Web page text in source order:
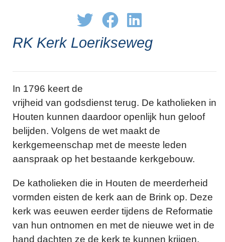
RK Kerk Loerikseweg
In 1796 keert de
vrijheid van godsdienst terug. De katholieken in
Houten kunnen daardoor openlijk hun geloof
belijden. Volgens de wet maakt de
kerkgemeenschap met de meeste leden
aanspraak op het bestaande kerkgebouw.
De katholieken die in Houten de meerderheid
vormden eisten de kerk aan de Brink op. Deze
kerk was eeuwen eerder tijdens de Reformatie
van hun ontnomen en met de nieuwe wet in de
hand dachten ze de kerk te kunnen krijgen.